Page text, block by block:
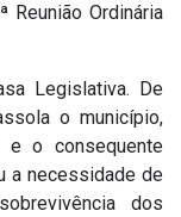
Reunião Ordinária
Legislativa. De
o município,
e o consequente
a necessidade de
dos